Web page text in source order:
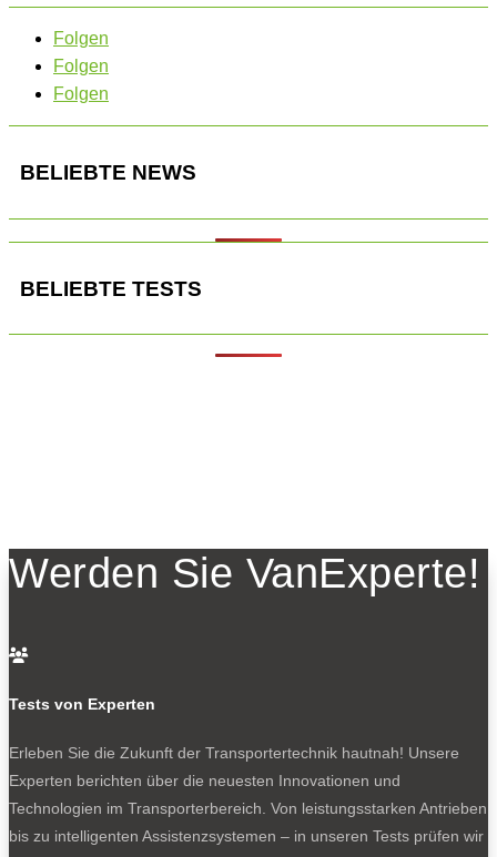
Folgen
Folgen
Folgen
BELIEBTE NEWS
BELIEBTE TESTS
Werden Sie VanExperte!

Tests von Experten
Erleben Sie die Zukunft der Transportertechnik hautnah! Unsere
Experten berichten über die neuesten Innovationen und
Technologien im Transporterbereich. Von leistungsstarken Antrieben
bis zu intelligenten Assistenzsystemen – in unseren Tests prüfen wir